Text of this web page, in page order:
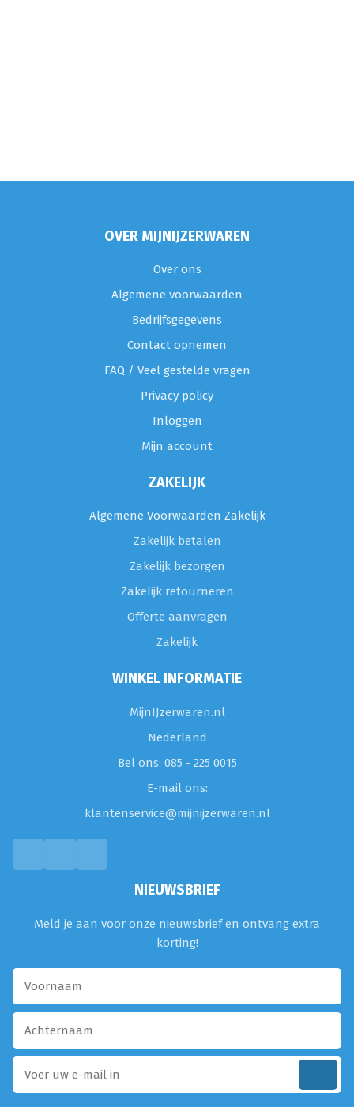
OVER MIJNIJZERWAREN
Over ons
Algemene voorwaarden
Bedrijfsgegevens
Contact opnemen
FAQ / Veel gestelde vragen
Privacy policy
Inloggen
Mijn account
ZAKELIJK
Algemene Voorwaarden Zakelijk
Zakelijk betalen
Zakelijk bezorgen
Zakelijk retourneren
Offerte aanvragen
Zakelijk
WINKEL INFORMATIE
MijnIJzerwaren.nl
Nederland
Bel ons: 085 - 225 0015
E-mail ons:
klantenservice@mijnijzerwaren.nl
NIEUWSBRIEF
Meld je aan voor onze nieuwsbrief en ontvang extra
korting!